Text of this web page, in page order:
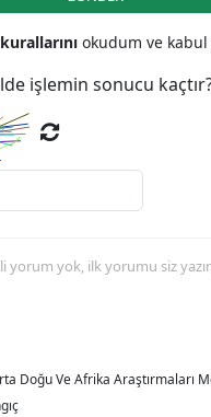
okudum ve
işlemin sonucu
yorum yok, ilk yorumu siz
Doğu Ve Afrika Araştırmaları